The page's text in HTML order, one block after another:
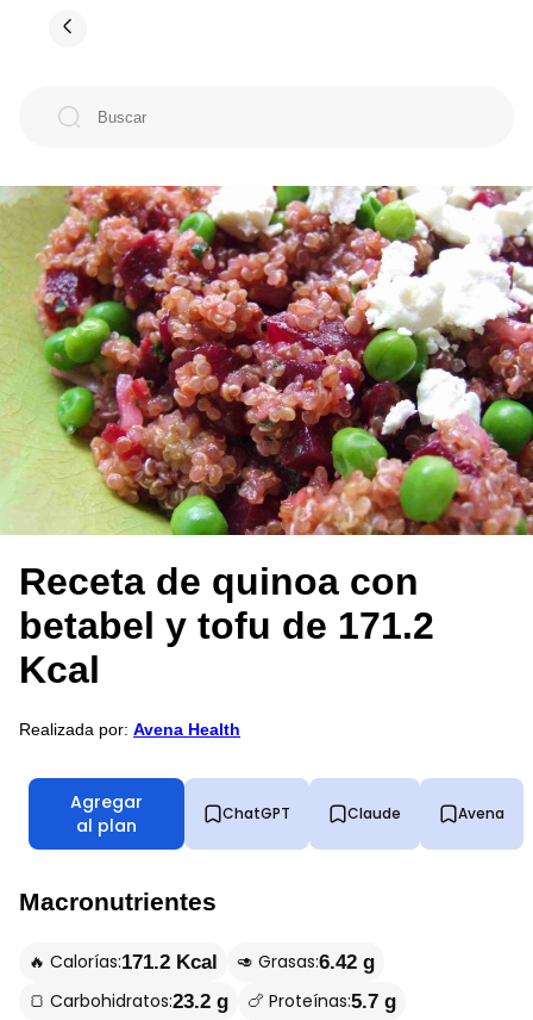
Receta de quinoa con
betabel y tofu de 171.2
Kcal
Realizada por: Avena Health
Agregar
al plan
ChatGPT Claude Avena
Macronutrientes
🔥 Calorías:171.2 Kcal 🥑 Grasas:6.42 g
🍞 Carbohidratos:23.2 g 🍗 Proteínas:5.7 g